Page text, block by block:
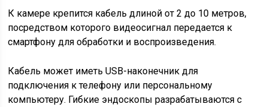
К камере крепится кабель длиной от 2 до 10 метров,
посредством которого видеосигнал передается к
смартфону для обработки и воспроизведения.
Кабель может иметь USB-наконечник для
подключения к телефону или персональному
компьютеру. Гибкие эндоскопы разрабатываются с